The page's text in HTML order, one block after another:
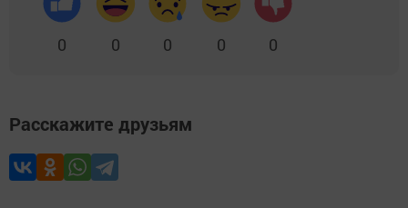
0 0 0 0 0
Расскажите друзьям